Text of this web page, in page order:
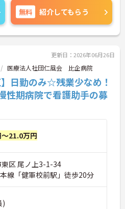
ポイントなど、さら
お気軽にご相談くだ
無料 紹介してもらう
更新日：2026年06月26日
医療法人社団仁風会 比企病院
日勤のみ☆残業少なめ！
期病院で看護助手の募
21.0万円
区 尾ノ上3-1-34
線「健軍校前駅」徒歩20分
)